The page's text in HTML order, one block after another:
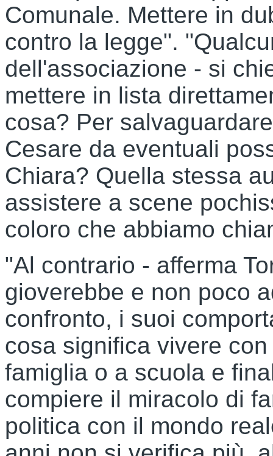
Comunale. Mettere in
contro la legge".
dell'associazione - si
mettere in lista
cosa? Per
Cesare da eventuali
Chiara? Quella stessa
assistere a scene
coloro che abbiamo
"Al contrario - afferma
gioverebbe e non poco
confronto, i suoi
cosa significa vivere
famiglia o a scuola e
compiere il miracolo di
politica con il mondo